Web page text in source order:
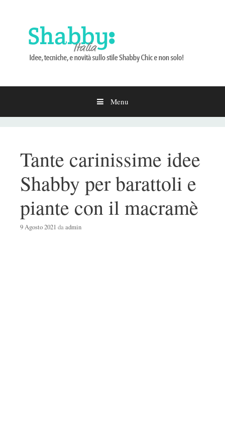
Menu
Tante carinissime idee
Shabby per barattoli e
piante con il macramè
9 Agosto 2021 daadmin